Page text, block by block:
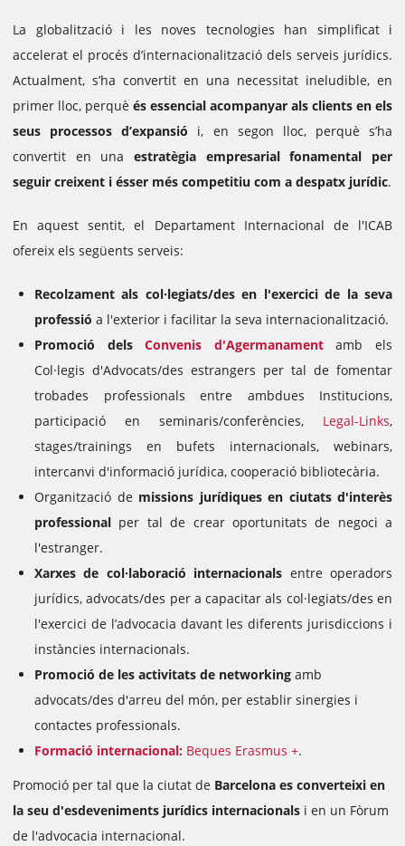
La globalització i les noves tecnologies han simplificat i
accelerat el procés d’internacionalització dels serveis jurídics.
Actualment, s’ha convertit en una necessitat ineludible, en
primer lloc, perquè és essencial acompanyar als clients en els
seus processos d’expansió i, en segon lloc, perquè s’ha
convertit en una estratègia empresarial fonamental per
seguir creixent i ésser més competitiu com a despatx jurídic.
En aquest sentit, el Departament Internacional de l'ICAB
ofereix els següents serveis:
Recolzament als col·legiats/des en l'exercici de la seva
professió a l'exterior i facilitar la seva internacionalització.
Promoció delsConvenis d'Agermanamentamb els
Col·legis d'Advocats/des estrangers per tal de fomentar
trobades professionals entre ambdues Institucions,
participació en seminaris/conferències, Legal-Links,
stages/trainings en bufets internacionals, webinars,
intercanvi d'informació jurídica, cooperació bibliotecària.
Organització de missions jurídiques en ciutats d'interès
professional per tal de crear oportunitats de negoci a
l'estranger.
Xarxes de col·laboració internacionals entre operadors
jurídics, advocats/des per a capacitar als col·legiats/des en
l'exercici de l’advocacia davant les diferents jurisdiccions i
instàncies internacionals.
Promoció de les activitats de networking amb
advocats/des d'arreu del món, per establir sinergies i
contactes professionals.
Formació internacional: Beques Erasmus +.
Promoció per tal que la ciutat de Barcelona es converteixi en
la seu d'esdeveniments jurídics internacionals i en un Fòrum
de l'advocacia internacional.